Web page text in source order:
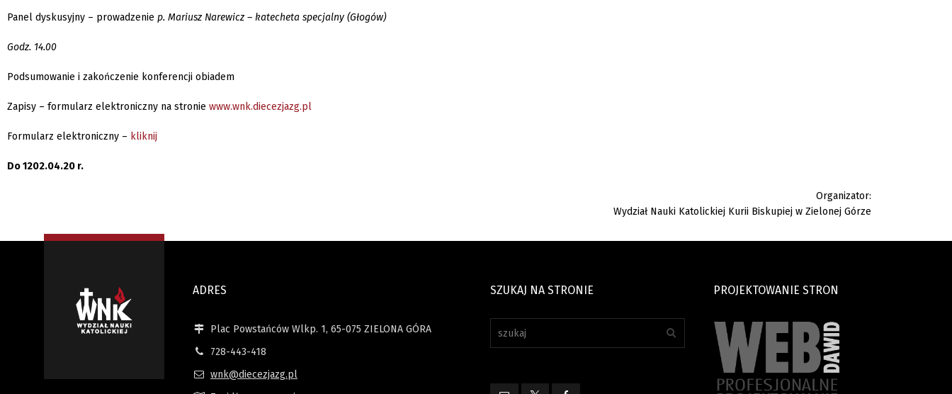
Panel dyskusyjny – prowadzenie p. Mariusz Narewicz – katecheta specjalny (Głogów)
Godz. 14.00
Podsumowanie i zakończenie konferencji obiadem
Zapisy – formularz elektroniczny na stronie www.wnk.diecezjazg.pl
Formularz elektroniczny – kliknij
Do 1202.04.20 r.
Organizator:
Wydział Nauki Katolickiej Kurii Biskupiej w Zielonej Górze
ADRES
Plac Powstańców Wlkp. 1, 65-075 ZIELONA GÓRA
728-443-418
wnk@diecezjazg.pl
SZUKAJ NA STRONIE PROJEKTOWANIE STRON